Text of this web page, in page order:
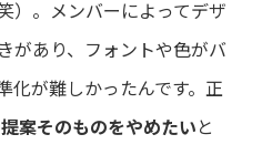
）。メンバーによってデザ
があり、フォントや色がバ
化が難しかったんです。正
案そのものをやめたい と